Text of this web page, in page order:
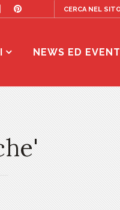
NEWS ED EVENTI